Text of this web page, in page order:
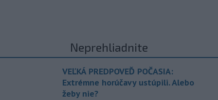
Neprehliadnite
VEĽKÁ PREDPOVEĎ POČASIA:
Extrémne horúčavy ustúpili. Alebo
žeby nie?